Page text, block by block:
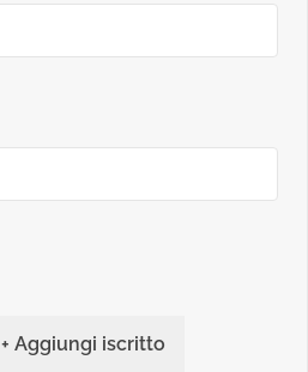
+ Aggiungi iscritto